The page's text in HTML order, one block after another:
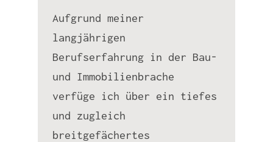
Aufgrund meiner
langjährigen
Berufserfahrung in der Bau-
und Immobilienbrache
verfüge ich über ein tiefes
und zugleich
breitgefächertes